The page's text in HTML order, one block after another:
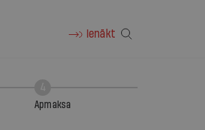
Ienākt
Apmaksa